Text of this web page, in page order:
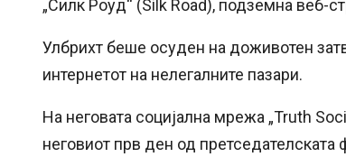
„Силк Роуд“ (Silk Road), подземна веб-
Улбрихт беше осуден на доживотен
интернетот на нелегалните пазари.
На неговата социјална мрежа „Truth
неговиот прв ден од претседателската